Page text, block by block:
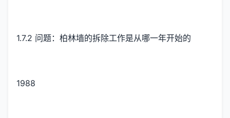
1.7.2 问题：柏林墙的拆除工作是从哪一年开始的
1988